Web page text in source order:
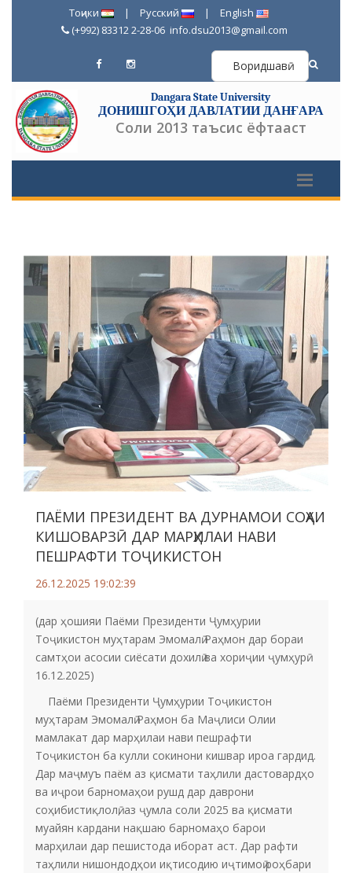
Тоҷики | Русский |
English
(+992) 83312 2-28-06 info.dsu2013@gmail.com
Воридшавӣ
Dangara State University
ДОНИШГОҲИ ДАВЛАТИИ ДАНҒАРА
Соли 2013 таъсис ёфтааст
ПАЁМИ ПРЕЗИДЕНТ ВА ДУРНАМОИ СОҲАИ
КИШОВАРЗӢ ДАР МАРҲИЛАИ НАВИ
ПЕШРАФТИ ТОҶИКИСТОН
26.12.2025 19:02:39
(дар ҳошияи Паёми Президенти Ҷумҳурии
Тоҷикистон муҳтарам Эмомалӣ Раҳмон дар бораи
самтҳои асосии сиёсати дохилӣ ва хориҷии ҷумҳурӣ
16.12.2025)
Паёми Президенти Ҷумҳурии Тоҷикистон
муҳтарам Эмомалӣ Раҳмон ба Маҷлиси Олии
мамлакат дар марҳилаи нави пешрафти
Тоҷикистон ба кулли сокинони кишвар ироа гардид.
Дар маҷмуъ паём аз қисмати таҳлили дастовардҳо
ва иҷрои барномаҳои рушд дар даврони
соҳибистиқлолӣ, аз ҷумла соли 2025 ва қисмати
муайян кардани нақшаю барномаҳо барои
марҳилаи дар пешистода иборат аст. Дар рафти
таҳлили нишондодҳои иқтисодию иҷтимоӣ роҳбари